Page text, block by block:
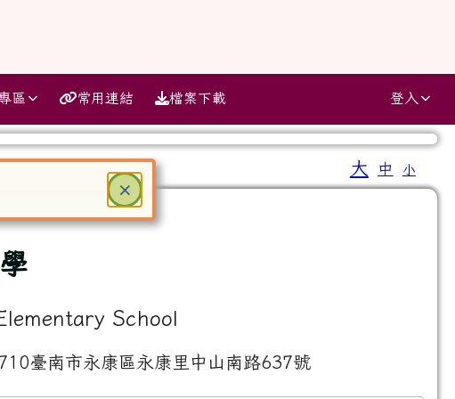
區 常用連結 檔案下載 登入
⏸
大 中 小
School
臺南市永康區永康里中山南路637號
× 關閉
下 Enter 鍵或空白鍵確認，按下 Escape 鍵關閉